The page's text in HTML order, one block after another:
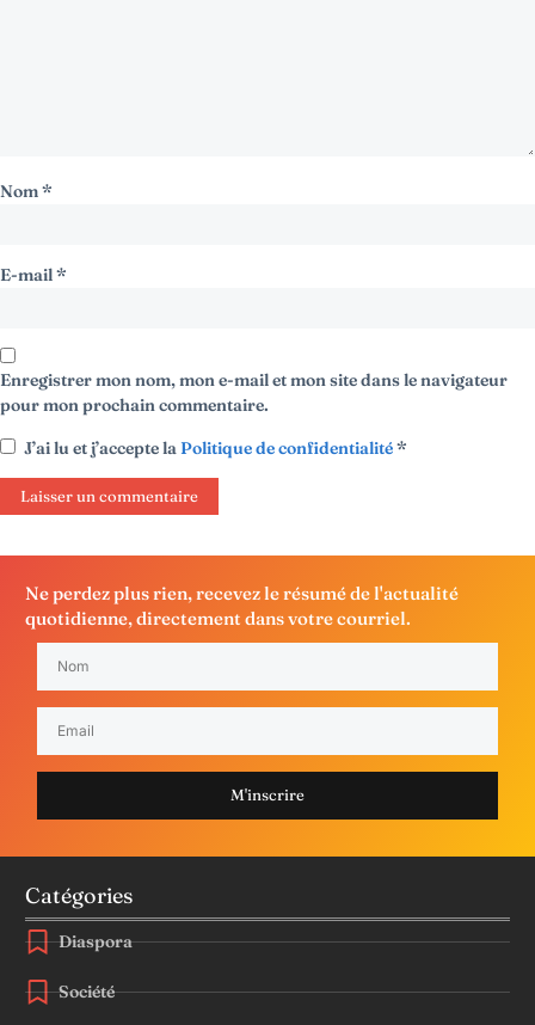
Nom*
E-mail*
Enregistrer mon nom, mon e-mail et mon site dans le navigateur
pour mon prochain commentaire.
J’ai lu et j’accepte laPolitique de confidentialité*
Ne perdez plus rien, recevez le résumé de l'actualité
quotidienne, directement dans votre courriel.
M'inscrire
Catégories
Diaspora
Société